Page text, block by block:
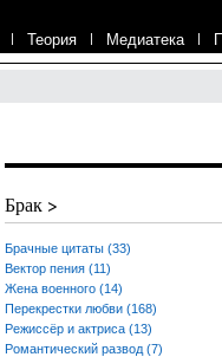
| Теория | Медиатека |
Брак >
Брачные цитаты (33)
Вектор пения (11)
Жена военного (14)
Перекрестки любви (168)
Режиссёр и актриса (13)
Романтический развод (7)